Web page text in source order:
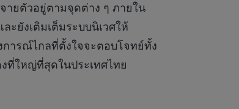
ายตัวอยู่ตามจุดต่าง ๆ ภายใน
ยังเติมเต็มระบบนิเวศให้
ารณ์ไกลที่ตั้งใจจะตอบโจทย์ทั้ง
ที่ใหญ่ที่สุดในประเทศไทย